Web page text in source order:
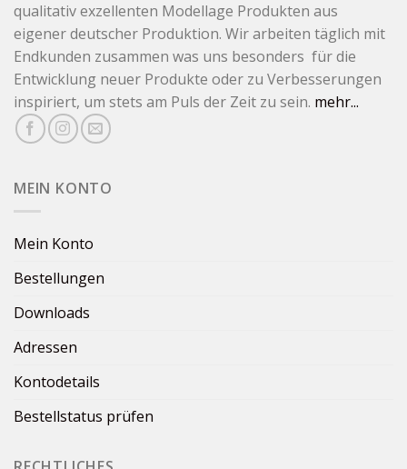
qualitativ exzellenten Modellage Produkten aus
eigener deutscher Produktion. Wir arbeiten täglich mit
Endkunden zusammen was uns besonders für die
Entwicklung neuer Produkte oder zu Verbesserungen
inspiriert, um stets am Puls der Zeit zu sein. mehr...
MEIN KONTO
Mein Konto
Bestellungen
Downloads
Adressen
Kontodetails
Bestellstatus prüfen